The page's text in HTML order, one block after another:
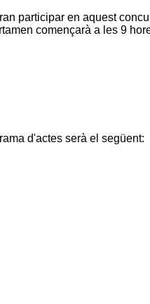
participar en aquest
començarà a les 9
d'actes serà el següent: